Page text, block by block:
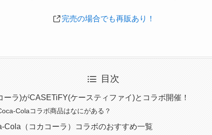
完売の場合でも再販あり！
目次
ラ)がCASETiFY(ケースティファイ)とコラボ開催！
Colaコラボ商品はなにがある？
Cola（コカコーラ）コラボのおすすめ一覧